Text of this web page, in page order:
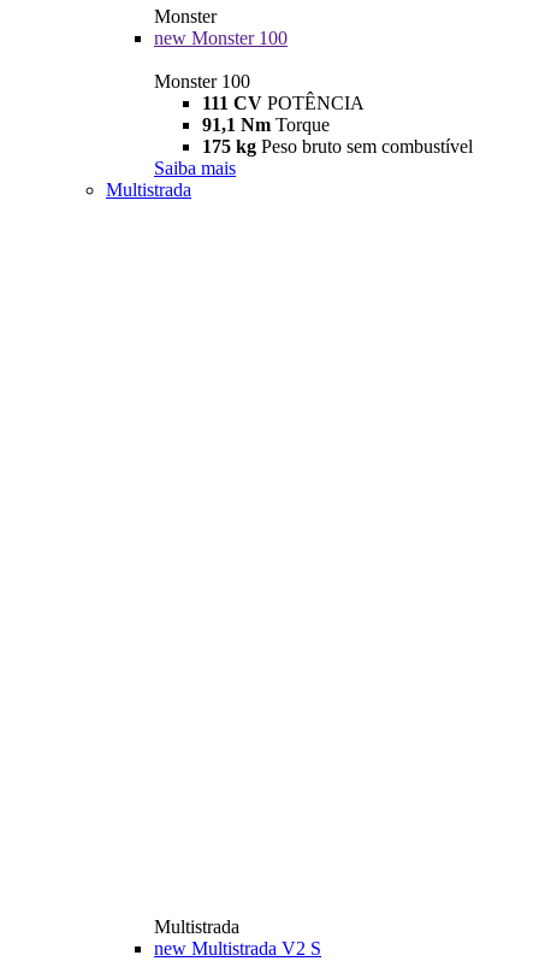
Monster
new Monster 100
Monster 100
111 CV POTÊNCIA
91,1 Nm Torque
175 kg Peso bruto sem combustível
Saiba mais
Multistrada
Multistrada
new Multistrada V2 S